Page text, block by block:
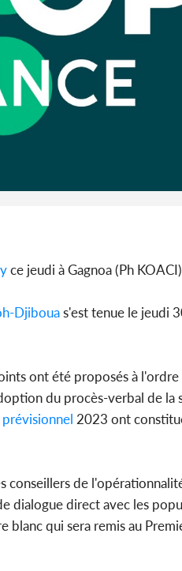
ce jeudi à Gagnoa (Ph KOACI)
Djibouas'est tenue le jeudi
ont été proposés à
du procès-verbal de la
prévisionnel 2023 ont
conseillers de
dialogue direct avec les
qui sera remis au